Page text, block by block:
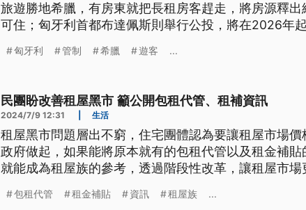
旅遊勝地希臘，有房東就把長租房客趕走，將房源釋
可住；匈牙利首都布達佩斯則舉行公投，將在2026年起
匈牙利 管制 希臘 遊客 ...
民團盼改善租屋黑市 籲公開包租代管、租補資訊
2024/7/9 12:31 生活
租屋黑市問題層出不窮，住宅團體認為要讓租屋市場
政府做起，如果能將原本就有的包租代管以及租金補貼
就能成為租屋族的參考，透過階段性改革，讓租屋市場
包租代管 租金補貼 資訊 租屋族 ...